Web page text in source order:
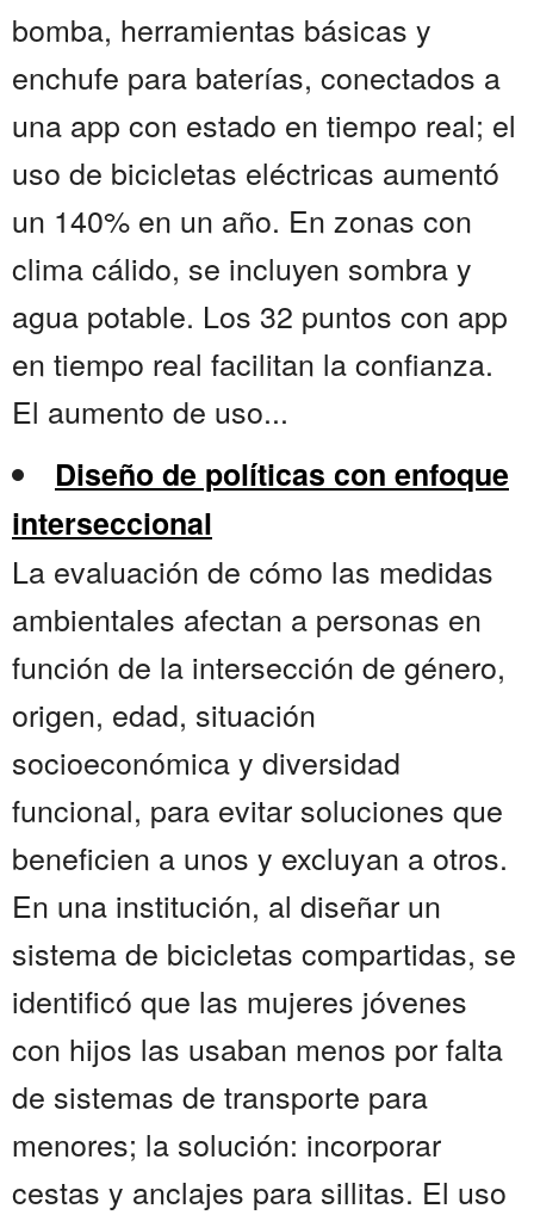
bomba, herramientas básicas y
enchufe para baterías, conectados a
una app con estado en tiempo real; el
uso de bicicletas eléctricas aumentó
un 140% en un año. En zonas con
clima cálido, se incluyen sombra y
agua potable. Los 32 puntos con app
en tiempo real facilitan la confianza.
El aumento de uso...
Diseño de políticas con enfoque
interseccional
La evaluación de cómo las medidas
ambientales afectan a personas en
función de la intersección de género,
origen, edad, situación
socioeconómica y diversidad
funcional, para evitar soluciones que
beneficien a unos y excluyan a otros.
En una institución, al diseñar un
sistema de bicicletas compartidas, se
identificó que las mujeres jóvenes
con hijos las usaban menos por falta
de sistemas de transporte para
menores; la solución: incorporar
cestas y anclajes para sillitas. El uso